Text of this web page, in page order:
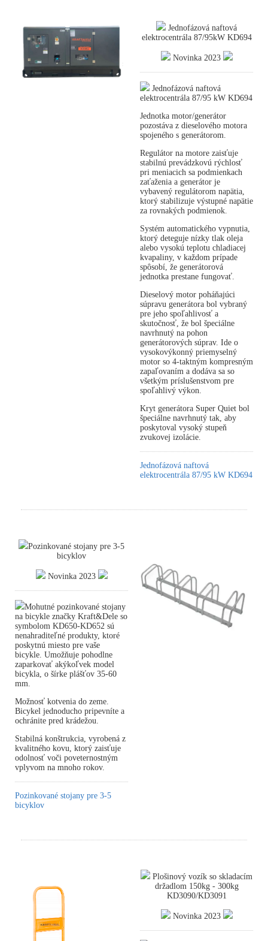
Jednofázová naftová
elektrocentrála 87/95kW KD694
Novinka 2023
Jednofázová naftová
elektrocentrála 87/95 kW KD694
Jednotka motor/generátor
pozostáva z dieselového motora
spojeného s generátorom.
Regulátor na motore zaisťuje
stabilnú prevádzkovú rýchlosť
pri meniacich sa podmienkach
zaťaženia a generátor je
vybavený regulátorom napätia,
ktorý stabilizuje výstupné napätie
za rovnakých podmienok.
Systém automatického vypnutia,
ktorý deteguje nízky tlak oleja
alebo vysokú teplotu chladiacej
kvapaliny, v každom prípade
spôsobí, že generátorová
jednotka prestane fungovať.
Dieselový motor poháňajúci
súpravu generátora bol vybraný
pre jeho spoľahlivosť a
skutočnosť, že bol špeciálne
navrhnutý na pohon
generátorových súprav. Ide o
vysokovýkonný priemyselný
motor so 4-taktným kompresným
zapaľovaním a dodáva sa so
všetkým príslušenstvom pre
spoľahlivý výkon.
Kryt generátora Super Quiet bol
špeciálne navrhnutý tak, aby
poskytoval vysoký stupeň
zvukovej izolácie.
Jednofázová naftová
elektrocentrála 87/95 kW KD694
Pozinkované stojany pre 3-5
bicyklov
Novinka 2023
Mohutné pozinkované stojany
na bicykle značky Kraft&Dele so
symbolom KD650-KD652 sú
nenahraditeľné produkty, ktoré
poskytnú miesto pre vaše
bicykle. Umožňuje pohodlne
zaparkovať akýkoľvek model
bicykla, o šírke plášťov 35-60
mm.
Možnosť kotvenia do zeme.
Bicykel jednoducho pripevníte a
ochránite pred krádežou.
Stabilná konštrukcia, vyrobená z
kvalitného kovu, ktorý zaisťuje
odolnosť voči poveternostným
vplyvom na mnoho rokov.
Pozinkované stojany pre 3-5
bicyklov
Plošinový vozík so skladacím
držadlom 150kg - 300kg
KD3090/KD3091
Novinka 2023